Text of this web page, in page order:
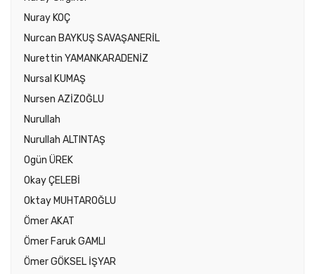
Nuray KOÇ
Nurcan BAYKUŞ SAVAŞANERİL
Nurettin YAMANKARADENİZ
Nursal KUMAŞ
Nursen AZİZOĞLU
Nurullah
Nurullah ALTINTAŞ
Ogün ÜREK
Okay ÇELEBİ
Oktay MUHTAROĞLU
Ömer AKAT
Ömer Faruk GAMLI
Ömer GÖKSEL İŞYAR